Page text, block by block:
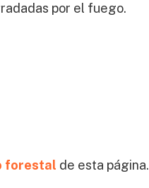
por el fuego.
forestal de esta página.